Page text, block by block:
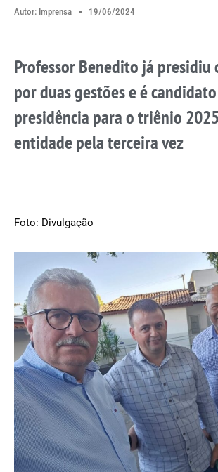
Autor: Imprensa 19/06/2024
Professor Benedito já presidiu
por duas gestões e é
presidência para o triênio
entidade pela terceira vez
Foto: Divulgação